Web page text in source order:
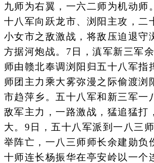
九师为右翼，一六二师为机动师
十八军向跃龙市、浏阳主攻，二
小女市之敌激战，将敌压迫退守
方据河炮战。7日，滇军新三军
师由赣北奉调浏阳归五十八军指
师团主力乘大雾弥漫之际偷渡浏
市趋萍乡。五十八军和新三军一
敌军主力，一路激战，猛追猛打
大。9日，五十八军派到一八三
举阵亡，一八三师师长余建勋负
十师连长杨振华在亭安岭以一个